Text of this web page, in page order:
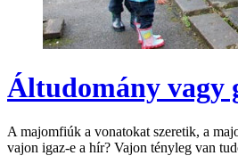
Áltudomány vagy
A majomfiúk a vonatokat szeretik, a
vajon igaz-e a hír? Vajon tényleg van